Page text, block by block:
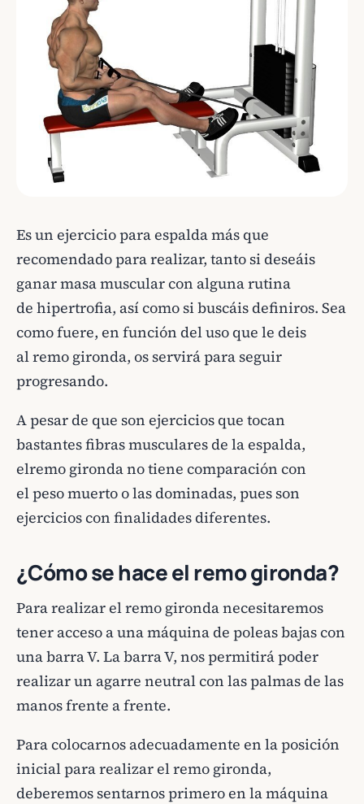
Es un ejercicio para espalda más que
recomendado para realizar, tanto si deseáis
ganar masa muscular con alguna rutina
de hipertrofia, así como si buscáis definiros. Sea
como fuere, en función del uso que le deis
al remo gironda, os servirá para seguir
progresando.
A pesar de que son ejercicios que tocan
bastantes fibras musculares de la espalda,
elremo gironda no tiene comparación con
el peso muerto o las dominadas, pues son
ejercicios con finalidades diferentes.
¿Cómo se hace el remo gironda?
Para realizar el remo gironda necesitaremos
tener acceso a una máquina de poleas bajas con
una barra V. La barra V, nos permitirá poder
realizar un agarre neutral con las palmas de las
manos frente a frente.
Para colocarnos adecuadamente en la posición
inicial para realizar el remo gironda,
deberemos sentarnos primero en la máquina